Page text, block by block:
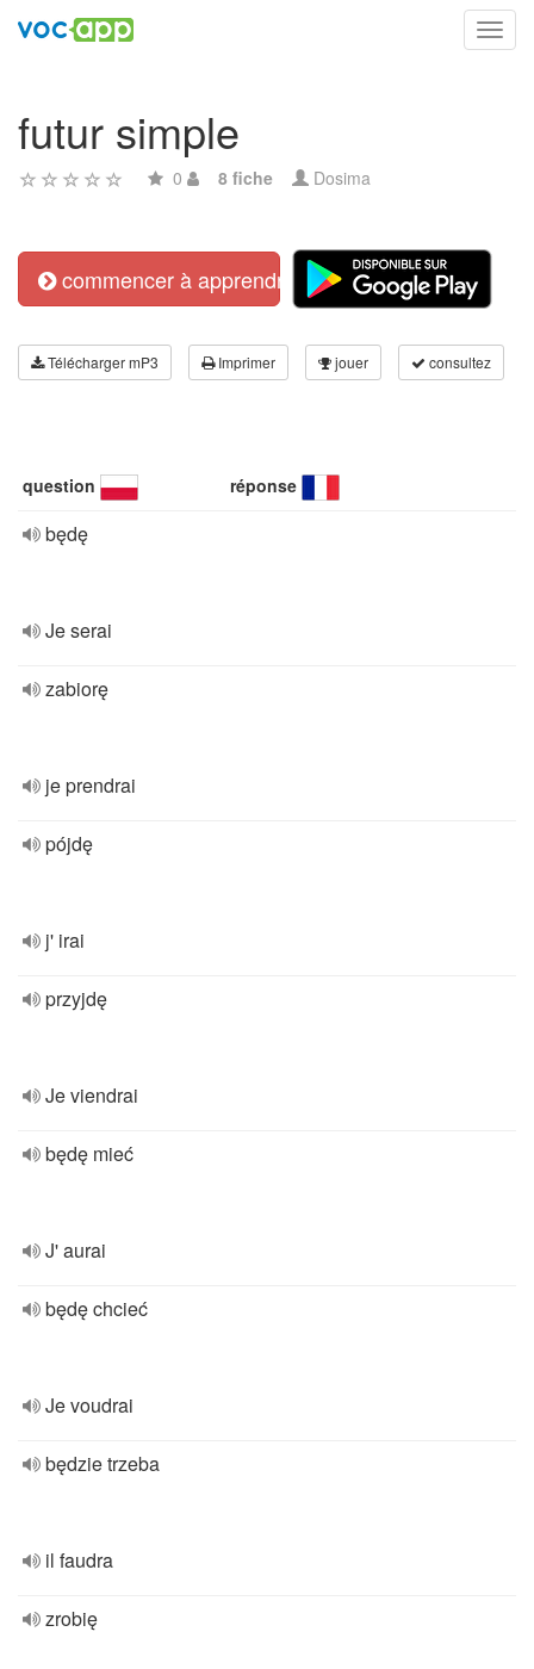
futur simple
0 8 fiche Dosima
commencer à apprendre
Télécharger mP3 Imprimer jouer consultez
question réponse
będę
Je serai
zabiorę
je prendrai
pójdę
j' irai
przyjdę
Je viendrai
będę mieć
J' aurai
będę chcieć
Je voudrai
będzie trzeba
il faudra
zrobię